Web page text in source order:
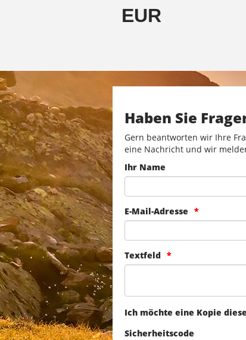
EUR
Haben Sie
Gern beantworten wir Ihre
eine Nachricht und wir
Ihr Name
E-Mail-Adresse
Textfeld
Ich möchte eine Kopie
Sicherheitscode